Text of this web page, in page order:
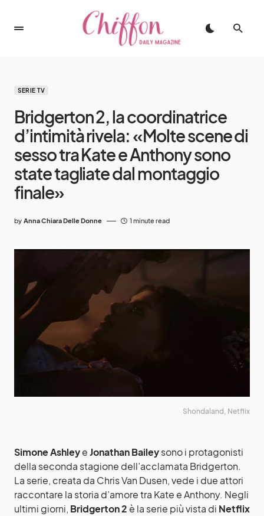
SERIE TV
Bridgerton 2, la coordinatrice
d’intimità rivela: «Molte scene di
sesso tra Kate e Anthony sono
state tagliate dal montaggio
finale»
by Anna Chiara Delle Donne 1 minute read
Shondaland, Netflix
Simone AshleyeJonathan Baileysono i protagonisti
della seconda stagione dell’acclamata Bridgerton.
La serie, creata da Chris Van Dusen, vede i due attori
raccontare la storia d’amore tra Kate e Anthony. Negli
ultimi giorni, Bridgerton 2 è la serie più vista di Netflix